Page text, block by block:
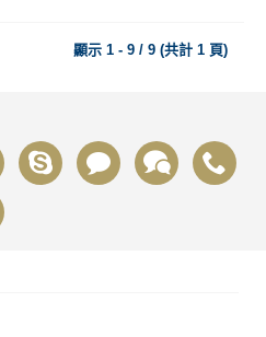
顯示 1 - 9 / 9 (共計 1 頁)